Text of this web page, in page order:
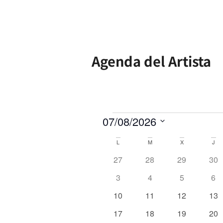
Agenda del Artista
07/08/2026
Calendario
de
Eventos
L M X J
0 eventos
27 0 eventos
28 0 eventos
29 0
30
0 eventos
3 0 eventos
4 0 eventos
5 0
6
0 eventos
10 0 eventos
11 0 eventos
12 0
13
0 eventos
17 0 eventos
18 0 eventos
19 0
20